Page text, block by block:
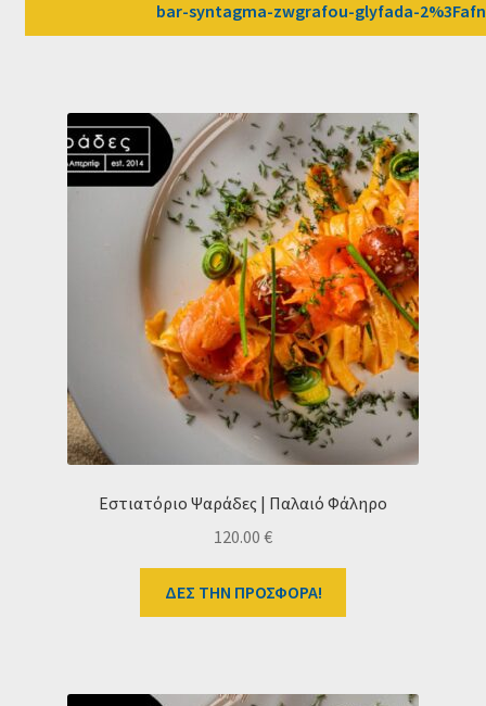
bar-syntagma-zwgrafou-glyfada-
Εστιατόριο Ψαράδες | Παλαιό Φάληρο
120.00 €
ΔΕΣ ΤΗΝ ΠΡΟΣΦΟΡΑ!